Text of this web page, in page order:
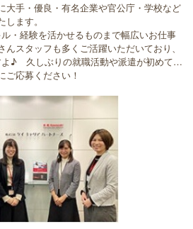
大手・優良・有名企業や官公庁・学校など
ます。
・経験を活かせるものまで幅広いお仕事
スタッフも多くご活躍いただいており、
よ♪ 久しぶりの就職活動や派遣が初めて…
ご応募ください！